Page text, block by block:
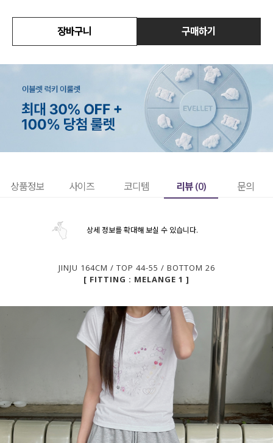
장바구니 구매하기
상품정보 사이즈 코디템 리뷰 (0) 문의
상세 정보를 확대해 보실 수 있습니다.
JINJU 164CM / TOP 44-55 / BOTTOM 26
[ FITTING : MELANGE 1 ]